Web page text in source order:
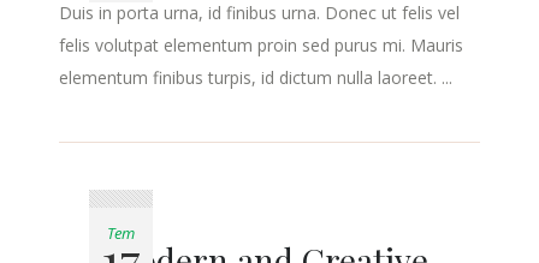
Duis in porta urna, id finibus urna. Donec ut felis vel
felis volutpat elementum proin sed purus mi. Mauris
elementum finibus turpis, id dictum nulla laoreet. ...
Tem